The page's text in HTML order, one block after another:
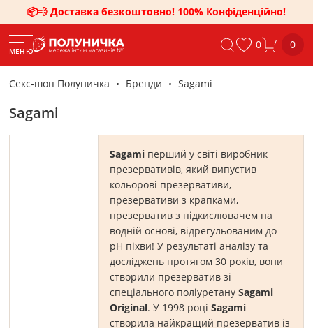
📦💨 Доставка безкоштовно! 100% Конфіденційно!
МЕНЮ 0 0
Секс-шоп Полуничка Бренди Sagami
Sagami
Sagami перший у світі виробник
презервативів, який випустив
кольорові презервативи,
презервативи з крапками,
презерватив з підкислювачем на
водній основі, відрегульованим до
рН піхви! У результаті аналізу та
досліджень протягом 30 років, вони
створили презерватив зі
спеціального поліуретану Sagami
Original. У 1998 році Sagami
створила найкращий презерватив із